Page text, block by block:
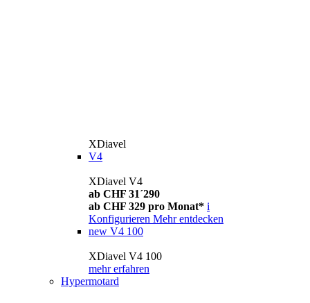
XDiavel
V4
XDiavel V4
ab CHF 31´290
ab CHF 329 pro Monat* i
Konfigurieren Mehr entdecken
new V4 100
XDiavel V4 100
mehr erfahren
Hypermotard